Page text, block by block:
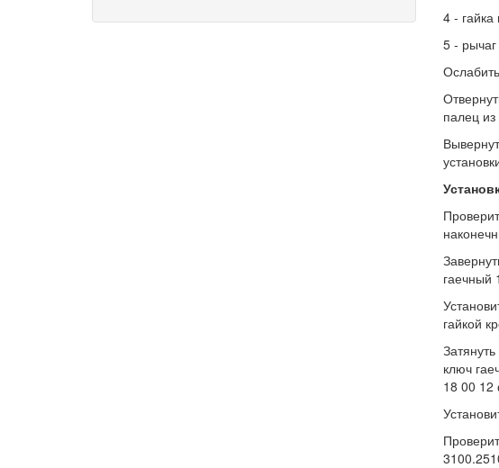
4 -
5 - рычаг
палец
гаечный
гайкой
ключ
18 00 12